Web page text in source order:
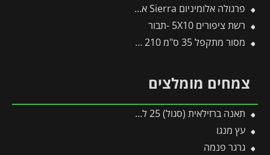
פרגולה אלומיניום Sierra אפורה 3X4.3 מבית פלרם – Canopia
רשת ציפורים 5X10 -תבור
מסור מתקפל 35 ס"מ 210 -ARS -תבור
צמחים מומלצים
תאנה ברזילאית (סגול) 25 ליטר
עץ מנגו
גרגר פנמה